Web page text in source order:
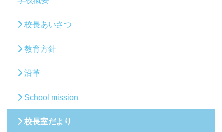
校長あいさつ
教育方針
沿革
School mission
校長室だより